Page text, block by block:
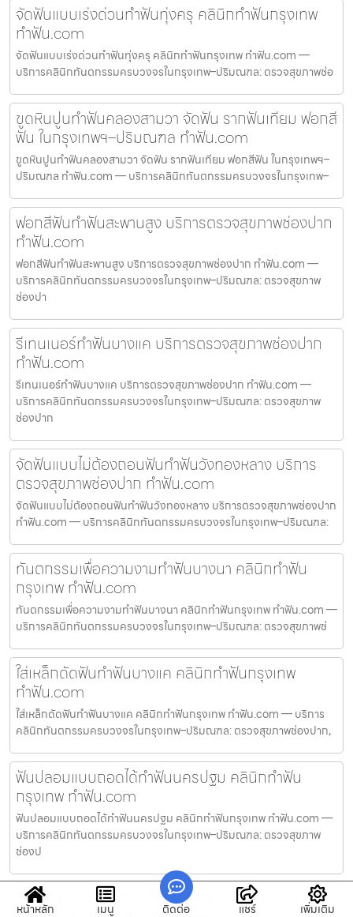
จัดฟันแบบเร่งด่วนทำฟันทุ่งครุ คลินิกทำฟันกรุงเทพ
ทำฟัน.com
จัดฟันแบบเร่งด่วนทำฟันทุ่งครุ คลินิกทำฟันกรุงเทพ ทำฟัน.com —
บริการคลินิกทันตกรรมครบวงจรในกรุงเทพ–ปริมณฑล: ตรวจสุขภาพช่อ
ขูดหินปูนทำฟันคลองสามวา จัดฟัน รากฟันเทียม ฟอกสี
ฟัน ในกรุงเทพฯ–ปริมณฑล ทำฟัน.com
ขูดหินปูนทำฟันคลองสามวา จัดฟัน รากฟันเทียม ฟอกสีฟัน ในกรุงเทพฯ–
ปริมณฑล ทำฟัน.com — บริการคลินิกทันตกรรมครบวงจรในกรุงเทพ–
ฟอกสีฟันทำฟันสะพานสูง บริการตรวจสุขภาพช่องปาก
ทำฟัน.com
ฟอกสีฟันทำฟันสะพานสูง บริการตรวจสุขภาพช่องปาก ทำฟัน.com —
บริการคลินิกทันตกรรมครบวงจรในกรุงเทพ–ปริมณฑล: ตรวจสุขภาพ
ช่องปา
รีเทนเนอร์ทำฟันบางแค บริการตรวจสุขภาพช่องปาก
ทำฟัน.com
รีเทนเนอร์ทำฟันบางแค บริการตรวจสุขภาพช่องปาก ทำฟัน.com —
บริการคลินิกทันตกรรมครบวงจรในกรุงเทพ–ปริมณฑล: ตรวจสุขภาพ
ช่องปาก
จัดฟันแบบไม่ต้องถอนฟันทำฟันวังทองหลาง บริการ
ตรวจสุขภาพช่องปาก ทำฟัน.com
จัดฟันแบบไม่ต้องถอนฟันทำฟันวังทองหลาง บริการตรวจสุขภาพช่องปาก
ทำฟัน.com — บริการคลินิกทันตกรรมครบวงจรในกรุงเทพ–ปริมณฑล:
ทันตกรรมเพื่อความงามทำฟันบางนา คลินิกทำฟัน
กรุงเทพ ทำฟัน.com
ทันตกรรมเพื่อความงามทำฟันบางนา คลินิกทำฟันกรุงเทพ ทำฟัน.com —
บริการคลินิกทันตกรรมครบวงจรในกรุงเทพ–ปริมณฑล: ตรวจสุขภาพช่
ใส่เหล็กดัดฟันทำฟันบางแค คลินิกทำฟันกรุงเทพ
ทำฟัน.com
ใส่เหล็กดัดฟันทำฟันบางแค คลินิกทำฟันกรุงเทพ ทำฟัน.com — บริการ
คลินิกทันตกรรมครบวงจรในกรุงเทพ–ปริมณฑล: ตรวจสุขภาพช่องปาก,
ฟันปลอมแบบถอดได้ทำฟันนครปฐม คลินิกทำฟัน
กรุงเทพ ทำฟัน.com
ฟันปลอมแบบถอดได้ทำฟันนครปฐม คลินิกทำฟันกรุงเทพ ทำฟัน.com —
บริการคลินิกทันตกรรมครบวงจรในกรุงเทพ–ปริมณฑล: ตรวจสุขภาพ
ช่องป
ดูแลฟันเด็กทำฟันสาทร รักษาเหงือก/เหงือกร่น ผ่าฟัน
หน้าหลัก เมนู ติดต่อ แชร์ เพิ่มเติม